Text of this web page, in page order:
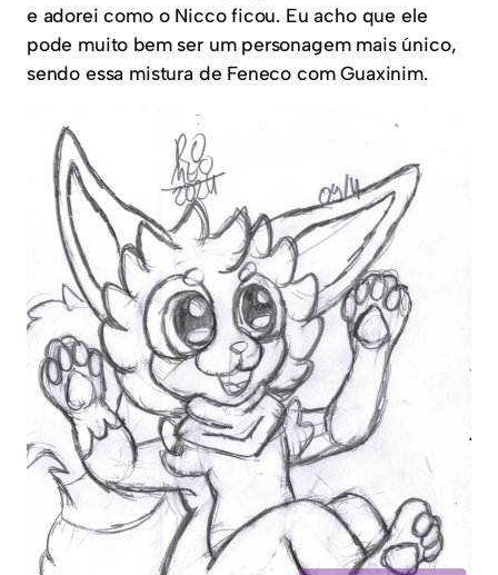
e adorei como o Nicco ficou. Eu acho que ele
pode muito bem ser um personagem mais único,
sendo essa mistura de Feneco com Guaxinim.